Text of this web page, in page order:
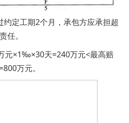
定工期2个月，承包方应承担超
任。
元×1‰×30天=240万元<最高赔
万元。